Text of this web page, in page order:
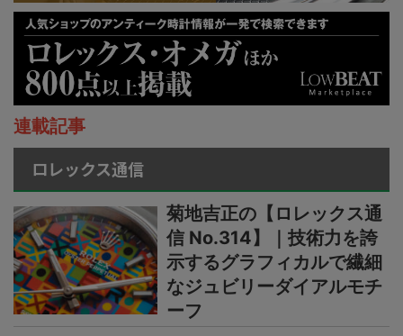
連載記事
ロレックス通信
菊地吉正の【ロレックス通
信 No.314】｜技術力を誇
示するグラフィカルで繊細
なジュビリーダイアルモチ
ーフ